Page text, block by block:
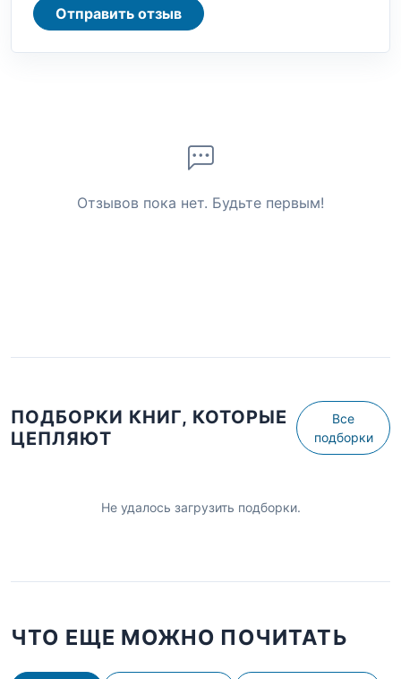
Отправить отзыв
Отзывов пока нет. Будьте первым!
ПОДБОРКИ КНИГ, КОТОРЫЕ
ЦЕПЛЯЮТ
Все
подборки
Не удалось загрузить подборки.
ЧТО ЕЩЕ МОЖНО ПОЧИТАТЬ